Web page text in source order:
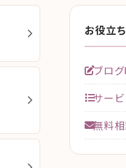
お役立
ブログ
サー
無料